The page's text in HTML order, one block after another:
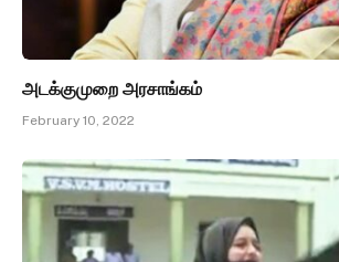
அடக்குமுறை அரசாங்கம்
February 10, 2022